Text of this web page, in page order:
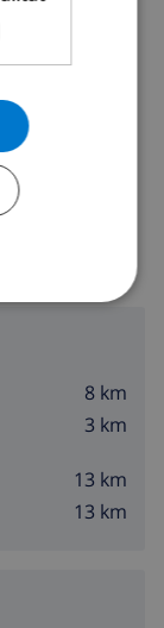
8 km
3 km
13 km
13 km